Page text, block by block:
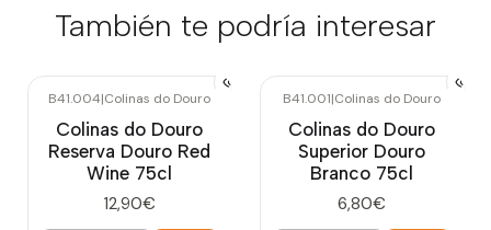
También te podría interesar
B41.004|Colinas do Douro
Colinas do Douro
Reserva Douro Red
Wine 75cl
12,90€
B41.001|Colinas do Douro
Colinas do Douro
Superior Douro
Branco 75cl
6,80€